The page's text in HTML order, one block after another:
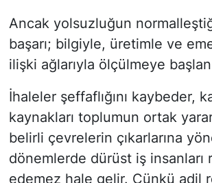
Ancak yolsuzluğun
başarı; bilgiyle, üretimle ve
ilişki ağlarıyla ölçülmeye
İhaleler şeffaflığını kaybeder,
kaynakları toplumun ortak
belirli çevrelerin çıkarlarına
dönemlerde dürüst iş insanları
edemez hale gelir. Çünkü adil